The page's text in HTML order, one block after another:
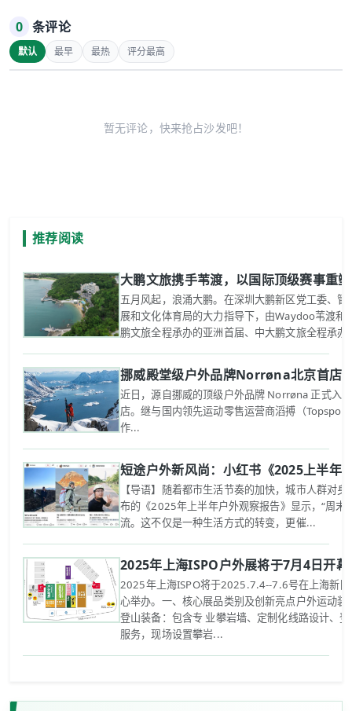
0 条评论
默认 最早 最热 评分最高
暂无评论，快来抢占沙发吧！
推荐阅读
大鹏文旅携手苇渡，以国际顶级赛事重
五月风起，浪涌大鹏。在深圳大鹏新区党工委、
展和文化体育局的大力指导下，由Waydoo苇渡和
鹏文旅全程承办的亚洲首届、中大鹏文旅全程承
挪威殿堂级户外品牌Norrøna北京首店
近日，源自挪威的顶级户外品牌 Norrøna 正式入
店。继与国内领先运动零售运营商滔搏（
作...
短途户外新风尚：小红书《2025上半年
【导语】随着都市生活节奏的加快，城市人群对
布的《2025年上半年户外观察报告》显示，“周末
流。这不仅是一种生活方式的转变，更催...
2025年上海ISPO户外展将于7月4日开幕
2025年上海ISPO将于2025.7.4--7.6号在上海新
心举办。一、核心展品类别及创新亮点‌户外运动装
登山装备：包含专 业攀岩墙、定制化线路设计、
服务，现场设置攀岩...